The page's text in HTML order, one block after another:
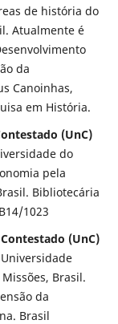
de história do
Atualmente é
da
Canoinhas,
em História.
(UnC)
do
pela
Bibliotecária
1023
(UnC)
Brasil.
da
Brasil